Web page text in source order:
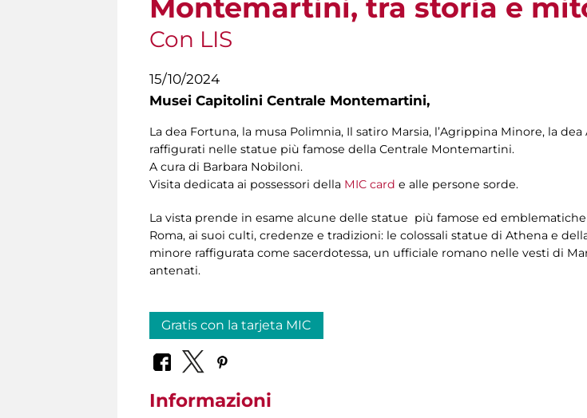
Montemartini, tra storia e
Con LIS
15/10/2024
Musei Capitolini Centrale Montemartini,
La dea Fortuna, la musa Polimnia, Il satiro Marsia, l’Agrippina Minore, la
raffigurati nelle statue più famose della Centrale Montemartini.
A cura di Barbara Nobiloni.
Visita dedicata ai possessori della MIC card e alle persone sorde.
La vista prende in esame alcune delle statue più famose ed
Roma, ai suoi culti, credenze e tradizioni: le colossali statue di Athena e
minore raffigurata come sacerdotessa, un ufficiale romano nelle vesti di
antenati.
Gratis con la tarjeta MIC
Informazioni